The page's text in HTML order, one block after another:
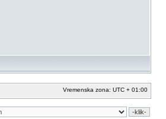
Vremenska zona: UTC + 01:00